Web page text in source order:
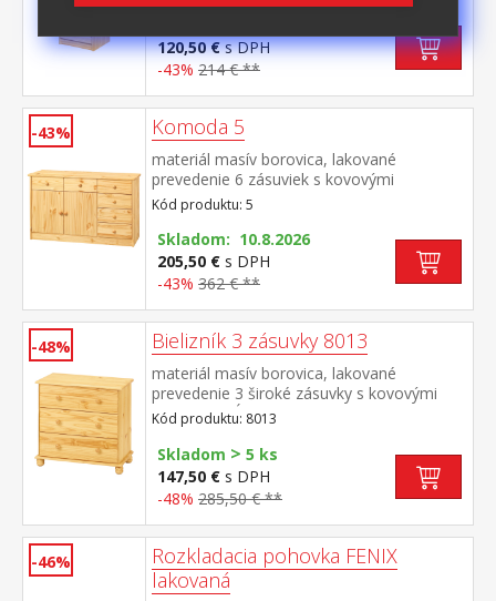
120,50 €s DPH
-43% 214 € **
-43% Komoda 5
materiál masív borovica, lakované
prevedenie 6 zásuviek s kovovými
pojazdmi, skrinka s dvierkami a variabilnou
policou hĺbka zásuvky 27,5 cm
Kód produktu: 5
Skladom: 10.8.2026
205,50 € s DPH
-43% 362 € **
-48% Bielizník 3 zásuvky 8013
materiál masív borovica, lakované
prevedenie 3 široké zásuvky s kovovými
pojazdmi, hĺbka zásuvky 33,5 cm
Kód produktu: 8013
Skladom > 5 ks
147,50 € s DPH
-48% 285,50 € **
-46%
Rozkladacia pohovka FENIX
lakovaná